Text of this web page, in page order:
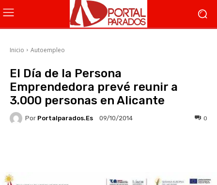
Inicio Autoempleo
El Día de la Persona
Emprendedora prevé reunir a
3.000 personas en Alicante
Por Portalparados.es 09/10/2014 0